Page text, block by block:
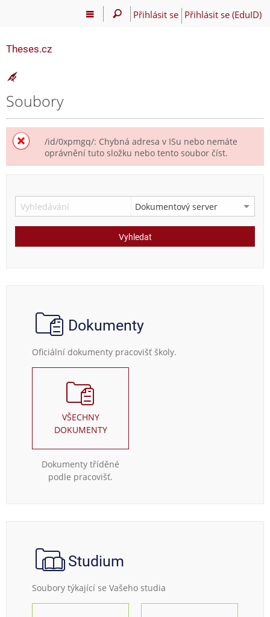
Přihlásit se Přihlásit se (EduID)
Theses.cz
Soubory
/id/0xpmgq/: Chybná adresa v ISu nebo nemáte
oprávnění tuto složku nebo tento soubor číst.
Vyhledat
Dokumenty
Oficiální dokumenty pracovišť školy.
VŠECHNY
DOKUMENTY
Dokumenty tříděné
podle pracovišť.
Studium
Soubory týkající se Vašeho studia